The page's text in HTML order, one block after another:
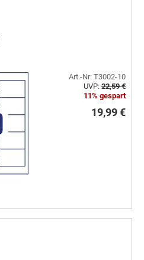
Art.-Nr: T3002-10
UVP: 22,59 €
11% gespart
19,99 €